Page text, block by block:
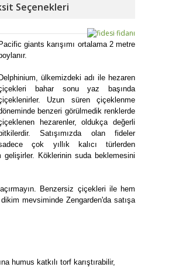
Seçenekleri
Pacific giants karışımı ortalama 2 metre
boylanır.
Delphinium, ülkemizdeki adı ile hezaren
bahar sonu yaz başında
Uzun süren çiçeklenme
benzeri görülmedik renklerde
hezarenler, oldukça değerli
bitkilerdir. Satışımızda olan fideler
çok yıllık kalıcı türlerden
Köklerinin suda beklemesini
Benzersiz çiçekleri ile hem
mevsiminde Zengarden'da satışa
humus katkılı torf karıştırabilir,